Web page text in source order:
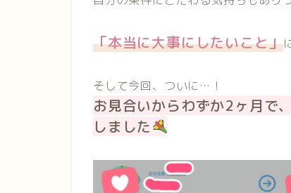
「本当に大事にしたいこと」
そして今回、ついに…！
お見合いからわずか2ヶ月で
しました